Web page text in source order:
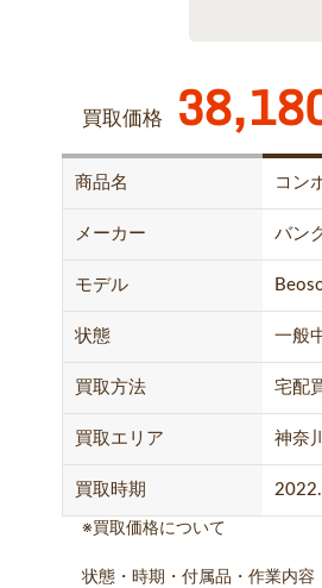
買取価格
商品名 コン
メーカー バン
モデル
状態 一般
買取方法 宅配
買取エリア 神奈
買取時期
※買取価格について
状態・時期・付属品・作業内容